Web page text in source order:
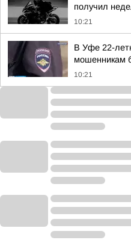
получил
10:21
В Уфе 22-
мошенникам
10:21